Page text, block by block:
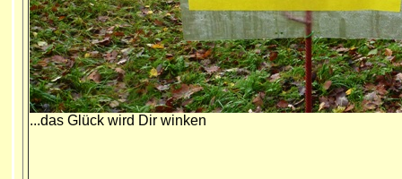
...das Glück wird Dir winken